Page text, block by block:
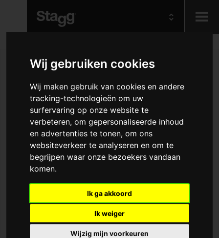
Wij gebruiken cookies
Wij maken gebruik van cookies en andere
tracking-technologieën om uw
surfervaring op onze website te
verbeteren, om gepersonaliseerde inhoud
en advertenties te tonen, om ons
websiteverkeer te analyseren en om te
begrijpen waar onze bezoekers vandaan
komen.
Ik ga akkoord
Ik weiger
Wijzig mijn voorkeuren
Audio &
Lighting